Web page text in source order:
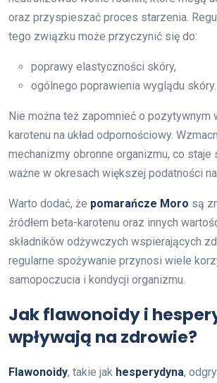
oraz przyspieszać proces starzenia.
tego związku może przyczynić się do:
poprawy elastyczności skóry,
ogólnego poprawienia wyglądu skóry.
Nie można też zapomnieć o pozytywnym
karotenu na układ odpornościowy.
mechanizmy obronne organizmu, co
ważne w okresach większej podatności
Warto dodać, że pomarańcze Moro są
źródłem beta-karotenu oraz innych
składników odżywczych wspierających
regularne spożywanie przynosi wiele
samopoczucia i kondycji organizmu.
Jak flawonoidy i
wpływają na zdrowie?
Flawonoidy, takie jak hesperydyna,